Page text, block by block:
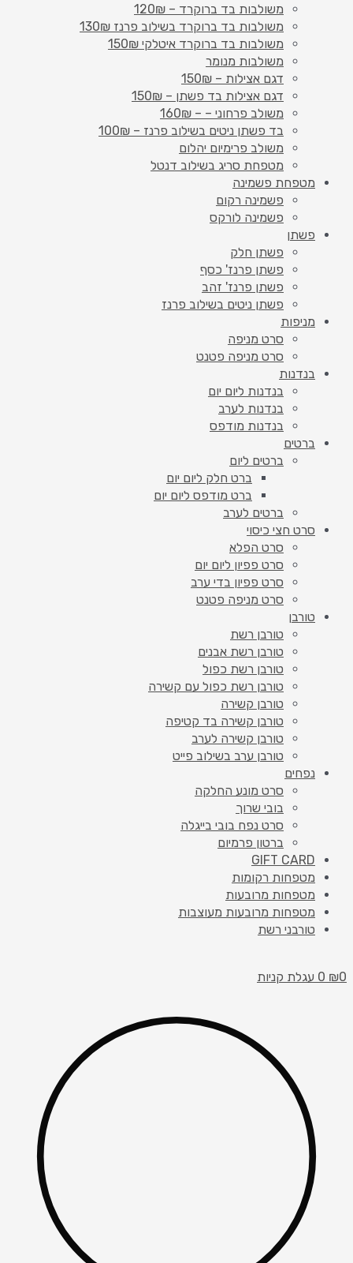
משולבות בד ברוקרד – 120₪
משולבות בד ברוקרד בשילוב פרנז 130₪
משולבות בד ברוקרד איטלקי 150₪
משולבות מנומר
דגם אצילות – 150₪
דגם אצילות בד פשתן – 150₪
משולב פרחוני – – 160₪
בד פשתן ניטים בשילוב פרנז – 100₪
משולב פרימיום יהלום
מטפחת סריג בשילוב דנטל
מטפחת פשמינה
פשמינה רקום
פשמינה לורקס
פשתן
פשתן חלק
פשתן פרנז' כסף
פשתן פרנז' זהב
פשתן ניטים בשילוב פרנז
מניפות
סרט מניפה
סרט מניפה פטנט
בנדנות
בנדנות ליום יום
בנדנות לערב
בנדנות מודפס
ברטים
ברטים ליום
ברט חלק ליום יום
ברט מודפס ליום יום
ברטים לערב
סרט חצי כיסוי
סרט הפלא
סרט פפיון ליום יום
סרט פפיון בדי ערב
סרט מניפה פטנט
טורבן
טורבן רשת
טורבן רשת אבנים
טורבן רשת כפול
טורבן רשת כפול עם קשירה
טורבן קשירה
טורבן קשירה בד קטיפה
טורבן קשירה לערב
טורבן ערב בשילוב פייט
נפחים
סרט מונע החלקה
בובי שרוך
סרט נפח בובי בייגלה
ברטון פרמיום
GIFT CARD
מטפחות רקומות
מטפחות מרובעות
מטפחות מרובעות מעוצבות
טורבני רשת
₪0
0 עגלת קניות